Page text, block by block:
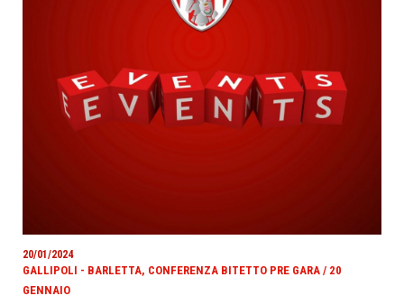
20/01/2024
GALLIPOLI - BARLETTA, CONFERENZA BITETTO PRE GARA / 20
GENNAIO